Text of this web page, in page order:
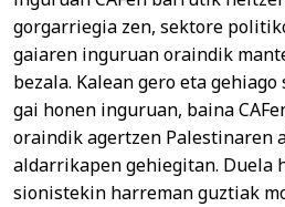
gorgarriegia zen, sektore
gaiaren inguruan oraindik
bezala. Kalean gero eta
gai honen inguruan, baina
oraindik agertzen Palestinaren
aldarrikapen gehiegitan. Duela
sionistekin harreman guztiak